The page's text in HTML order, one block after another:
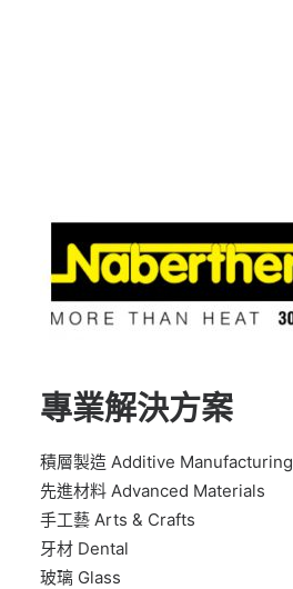
專業解決方案
積層製造 Additive Manufacturing
先進材料 Advanced Materials
手工藝 Arts & Crafts
牙材 Dental
玻璃 Glass